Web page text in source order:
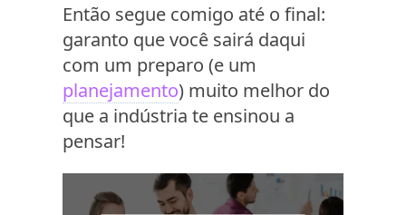
Então segue comigo até o final:
garanto que você sairá daqui
com um preparo (e um
planejamento) muito melhor do
que a indústria te ensinou a
pensar!